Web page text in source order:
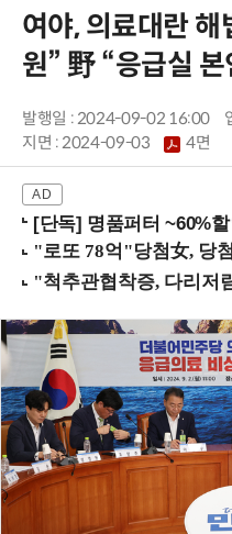
여야, 의료대란
원” 野 “응급실
발행일 : 2024-09-02 16:00
지면 :2024-09-03 4면
[단독] 명품퍼터 ~60%할